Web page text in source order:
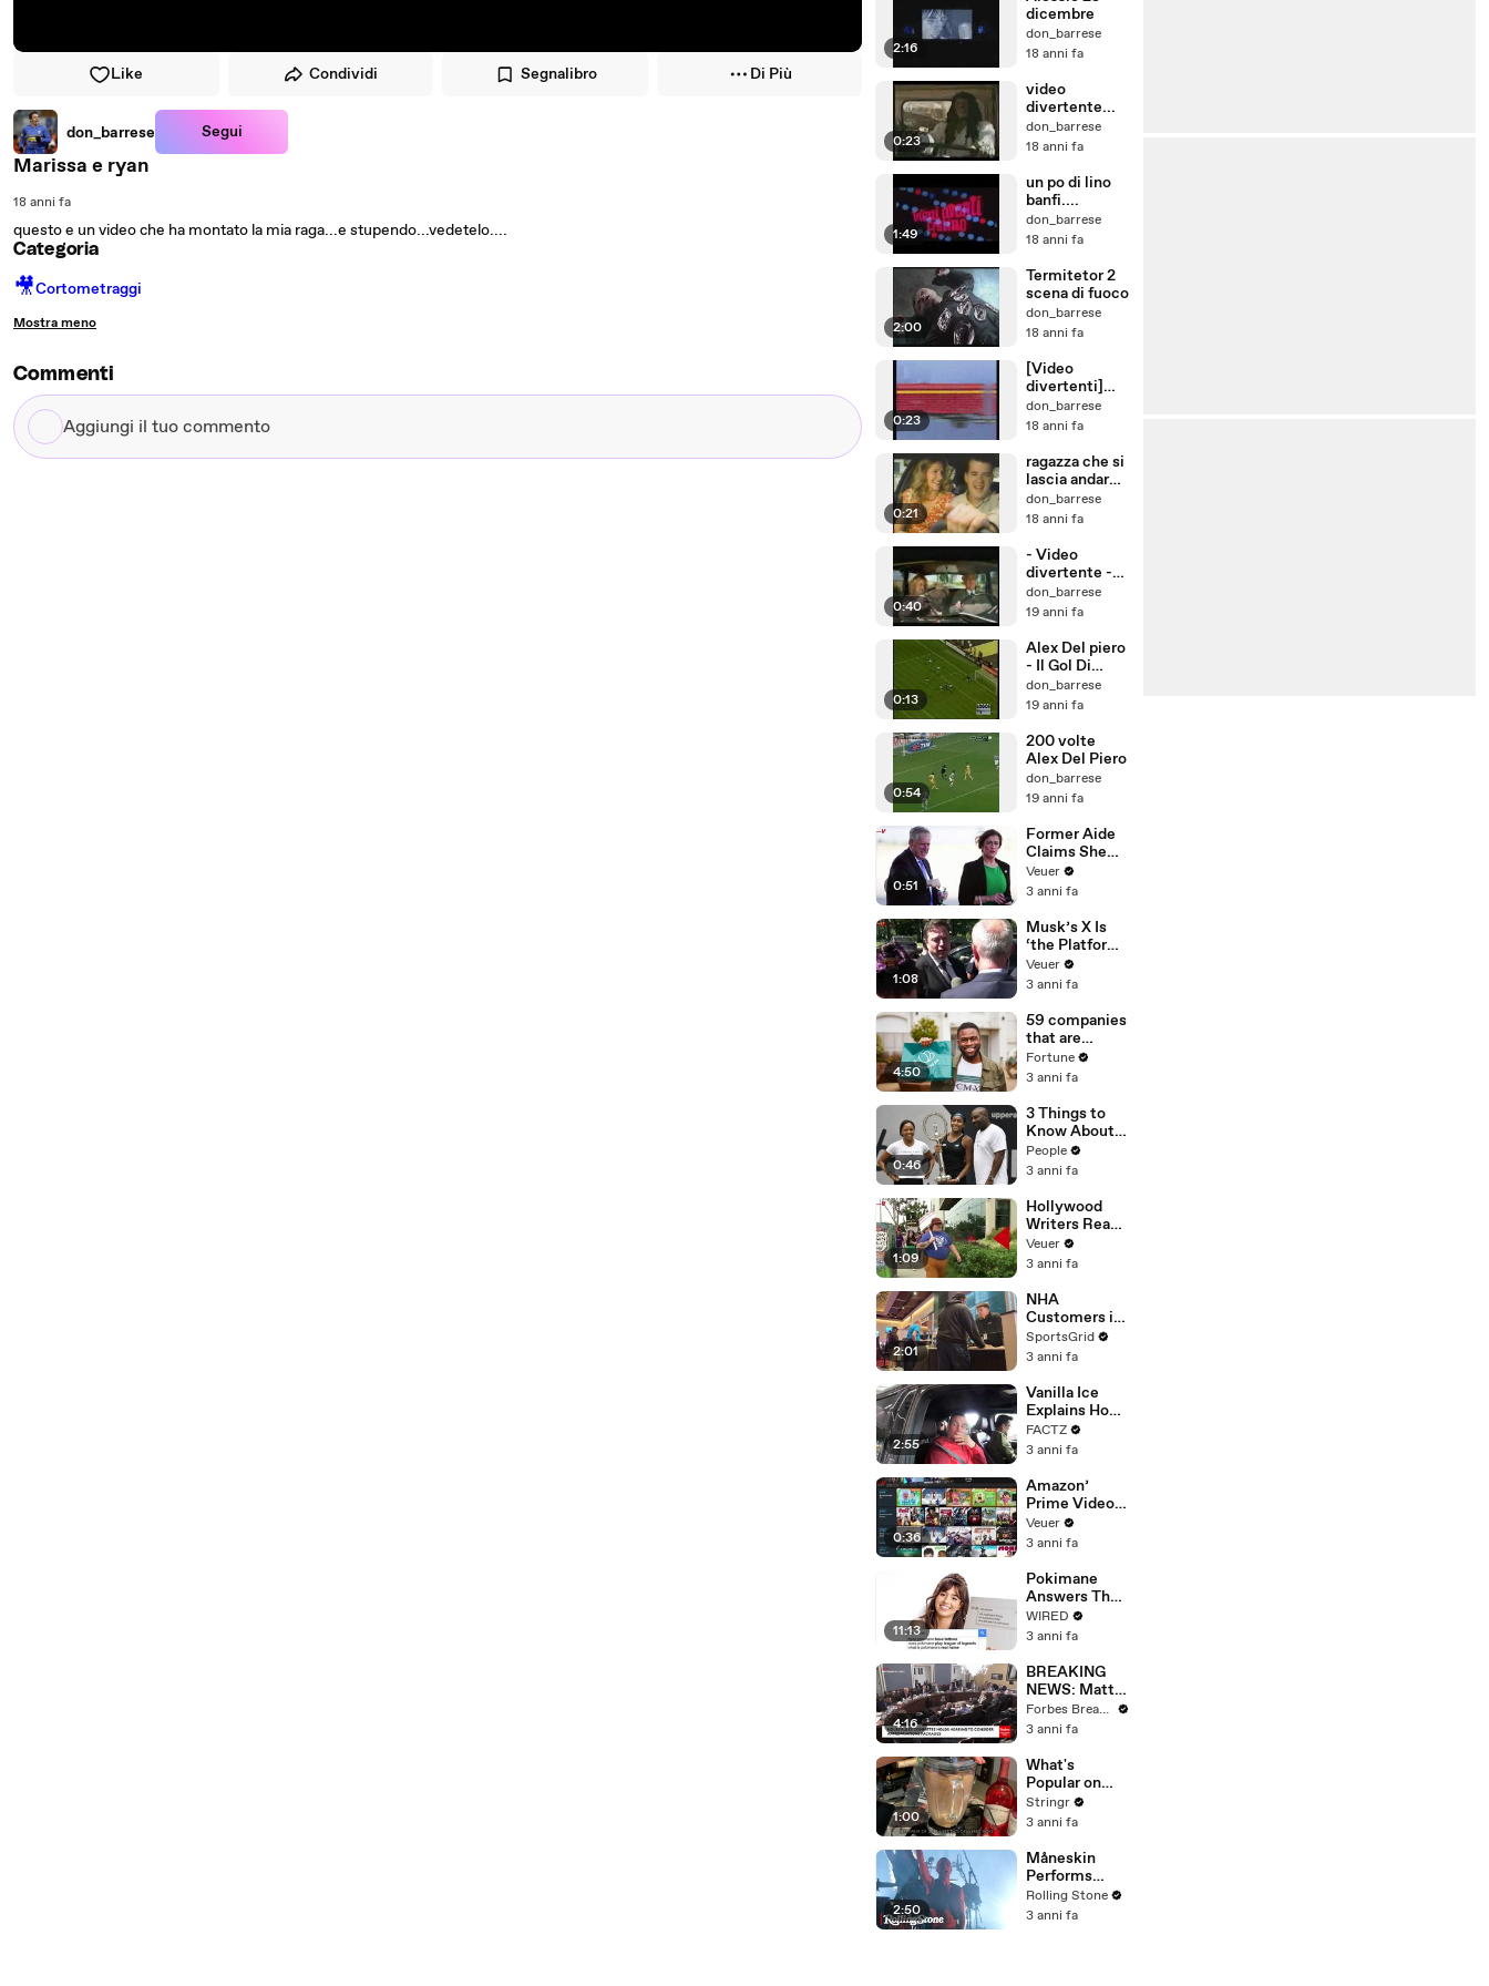
Like Condividi Segnalibro Di Più
don_barrese Segui
Marissa e ryan
18 anni fa
questo e un video che ha montato la mia raga...e stupendo...vedetelo....
Categoria
🎥Cortometraggi
Mostra meno
Commenti
Aggiungi
il
2:16
dicembre
don_barrese
18 anni fa
0:23
video
divertente...
don_barrese
18 anni fa
1:49
un po di lino
banfi....
don_barrese
18 anni fa
2:00
Termitetor 2
scena di fuoco
don_barrese
18 anni fa
0:23
[Video
divertenti]
Morte della
rana pazza
don_barrese
18 anni fa
0:21
ragazza che si
lascia andare
un po troppo!
don_barrese
18 anni fa
0:40
- Video
divertente -
Signora in
auto
don_barrese
19 anni fa
0:13
Alex Del piero
- Il Gol Di
Tacco Juve -
Dortumund
don_barrese
19 anni fa
0:54
200 volte
Alex Del Piero
don_barrese
19 anni fa
0:51
Former Aide
Claims She
Was Asked to
Make a ‘Hit
Trump
Veuer
3 anni fa
1:08
Musk’s X Is
‘the Platform
With the
Largest Ratio
Misinformatio
n or
Disinformatio
n’ Amongst
All Social
Media
Platforms
Veuer
3 anni fa
4:50
59 companies
that are
changing the
world: From
Chobani
Fortune
3 anni fa
0:46
3 Things to
Know About
Coco Gauff's
Parents
People
3 anni fa
1:09
Hollywood
Writers Reach
‘Tentative
Agreement’
After 146 Day
Strike
Veuer
3 anni fa
2:01
NHA
Customers in
Limbo as
Company
Potential
Merger
SportsGrid
3 anni fa
2:55
Vanilla Ice
Explains How
the 90’s
Shaped
FACTZ
3 anni fa
0:36
Amazon’
Prime Video
Will Show
Commercials
Year
Veuer
3 anni fa
11:13
Pokimane
Answers The
Web's Most
Searched
WIRED
3 anni fa
4:16
BREAKING
NEWS: Matt
Gaetz Tells
House
'I'm Not Going
To Vote For A
Continuing
Resolution'
Forbes Breaking News
3 anni fa
1:00
What's
Popular on
Uber Eats?
Stringr
3 anni fa
2:50
Måneskin
Performs
"HONEY" at
MSG
Rolling Stone
3 anni fa